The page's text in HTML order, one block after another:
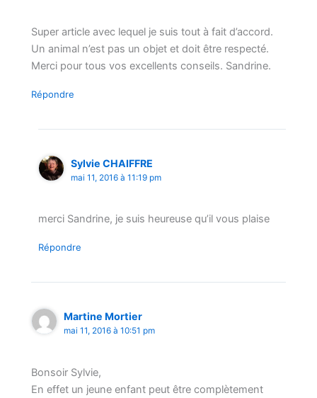
Super article avec lequel je suis tout à fait d’accord.
Un animal n’est pas un objet et doit être respecté.
Merci pour tous vos excellents conseils. Sandrine.
Répondre
Sylvie CHAIFFRE
mai 11, 2016 à 11:19 pm
merci Sandrine, je suis heureuse qu’il vous plaise
Répondre
Martine Mortier
mai 11, 2016 à 10:51 pm
Bonsoir Sylvie,
En effet un jeune enfant peut être complètement